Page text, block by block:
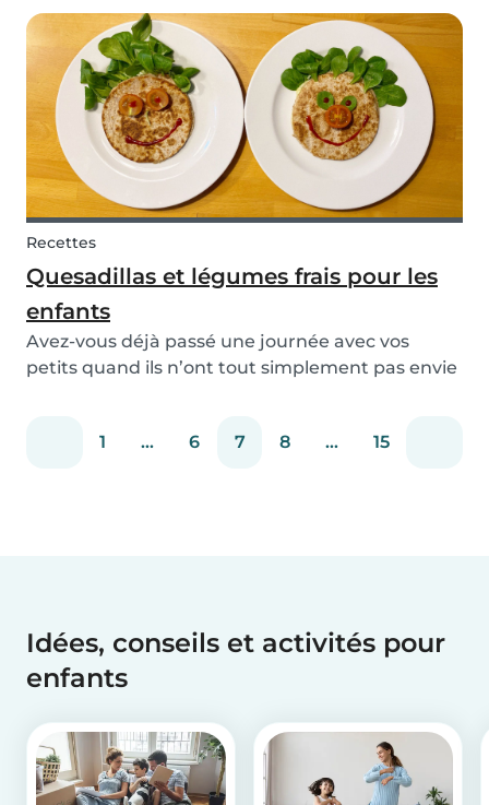
mesures dès maintenant ! Il est bien connu que
les enfants n'aiment pas les cours théoriques.
Par...
Recettes
Quesadillas et légumes frais pour les
enfants
Avez-vous déjà passé une journée avec vos
petits quand ils n’ont tout simplement pas envie
Si vous cherchez une collation saine et
1 ... 6 7 8 ... 15
Idées, conseils et activités pour
enfants